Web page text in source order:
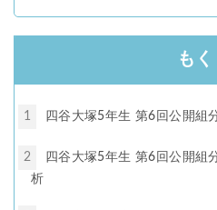
もく
1 四谷大塚5年生 第6回公開組
2
四谷大塚5年生 第6回公開組
析